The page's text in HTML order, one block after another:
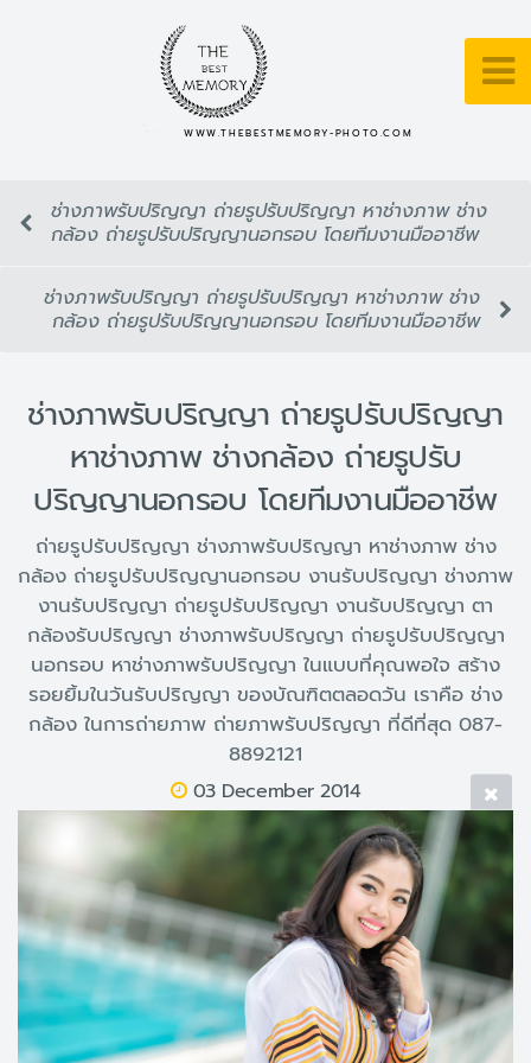
WWW.THEBESTMEMORY-PHOTO.COM
ช่างภาพรับปริญญา ถ่ายรูปรับปริญญา หาช่างภาพ ช่าง
กล้อง ถ่ายรูปรับปริญญานอกรอบ โดยทีมงานมืออาชีพ
ช่างภาพรับปริญญา ถ่ายรูปรับปริญญา หาช่างภาพ ช่าง
กล้อง ถ่ายรูปรับปริญญานอกรอบ โดยทีมงานมืออาชีพ
ช่างภาพรับปริญญา ถ่ายรูปรับปริญญา
หาช่างภาพ ช่างกล้อง ถ่ายรูปรับ
ปริญญานอกรอบ โดยทีมงานมืออาชีพ
ถ่ายรูปรับปริญญา ช่างภาพรับปริญญา หาช่างภาพ ช่าง
กล้อง ถ่ายรูปรับปริญญานอกรอบ งานรับปริญญา ช่างภาพ
งานรับปริญญา ถ่ายรูปรับปริญญา งานรับปริญญา ตา
กล้องรับปริญญา ช่างภาพรับปริญญา ถ่ายรูปรับปริญญา
นอกรอบ หาช่างภาพรับปริญญา ในแบบที่คุณพอใจ สร้าง
รอยยิ้มในวันรับปริญญา ของบัณฑิตตลอดวัน เราคือ ช่าง
กล้อง ในการถ่ายภาพ ถ่ายภาพรับปริญญา ที่ดีที่สุด 087-
8892121
03 December 2014